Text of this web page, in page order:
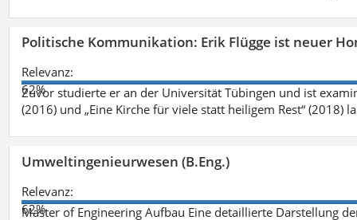
Politische Kommunikation: Erik Flügge ist neuer
Relevanz:
62%
Zuvor studierte er an der Universität Tübingen und ist
(2016) und „Eine Kirche für viele statt heiligem Rest“ (2018)
Umweltingenieurwesen (B.Eng.)
Relevanz:
62%
Master of Engineering Aufbau Eine detaillierte Darstellung